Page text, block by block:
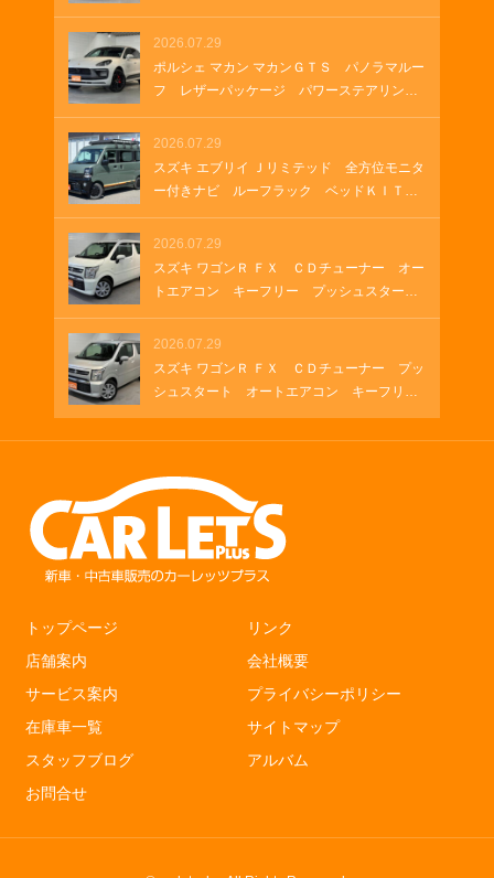
ルーフ 純正１２．３インチナビ ＥＴＣ
２．０ ルーフレール 純正ナビ プロパイ
ロット メモリーナビゲーション ＬＥＤヘ
ッドランプ オートマチックハイビーム 車
2026.07.29
ポルシェ マカン マカンＧＴＳ パノラマルー
フ レザーパッケージ パワーステアリング
プラス シートヒーター ２１インチＲＳ
Ｓｐｙｄｅｒデザインホイール アダプティ
ブクルーズコントロール アダプティブエア
サスペンション ＥＴＣ２．０
2026.07.29
スズキ エブリイ Ｊリミテッド 全方位モニタ
ー付きナビ ルーフラック ベッドＫＩＴ
グリルガードバー ＥＴＣ ラバーマット
ＬＥＤヘッドランプ ＬＥＤフォグランプ
オートエアコン 両側パワースライド ＵＳ
Ｂソケット ＨＤＭＩ
2026.07.29
スズキ ワゴンＲ ＦＸ ＣＤチューナー オー
トエアコン キーフリー プッシュスター
ト シートヒーター
2026.07.29
スズキ ワゴンＲ ＦＸ ＣＤチューナー プッ
シュスタート オートエアコン キーフリ
ー シートヒーター
トップページ
店舗案内
サービス案内
在庫車一覧
スタッフブログ
お問合せ
リンク
会社概要
プライバシーポリシー
サイトマップ
アルバム